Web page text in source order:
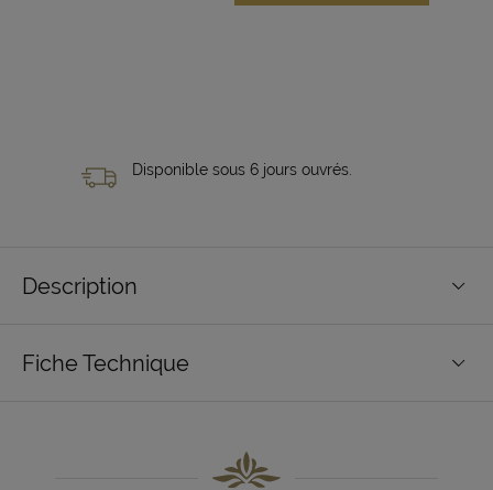
Disponible sous 6 jours ouvrés.
Description
Fiche Technique